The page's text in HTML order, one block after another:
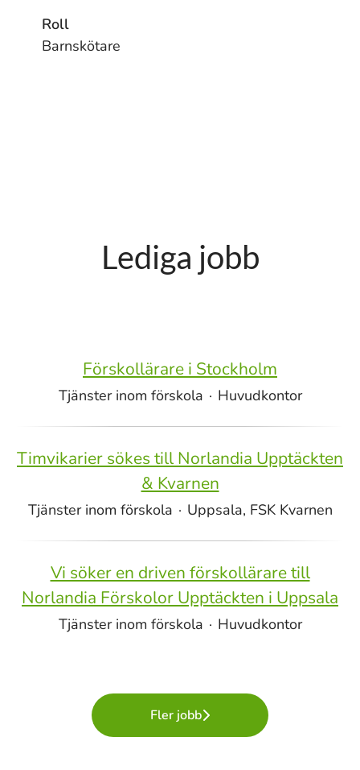
Roll
Barnskötare
Lediga jobb
Förskollärare i Stockholm
Tjänster inom förskola · Huvudkontor
Timvikarier sökes till Norlandia Upptäckten
& Kvarnen
Tjänster inom förskola · Uppsala, FSK Kvarnen
Vi söker en driven förskollärare till
Norlandia Förskolor Upptäckten i Uppsala
Tjänster inom förskola · Huvudkontor
Fler jobb